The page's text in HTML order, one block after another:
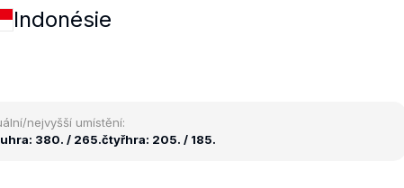
Indonésie
nejvyšší umístění:
380. / 265.čtyřhra: 205. / 185.